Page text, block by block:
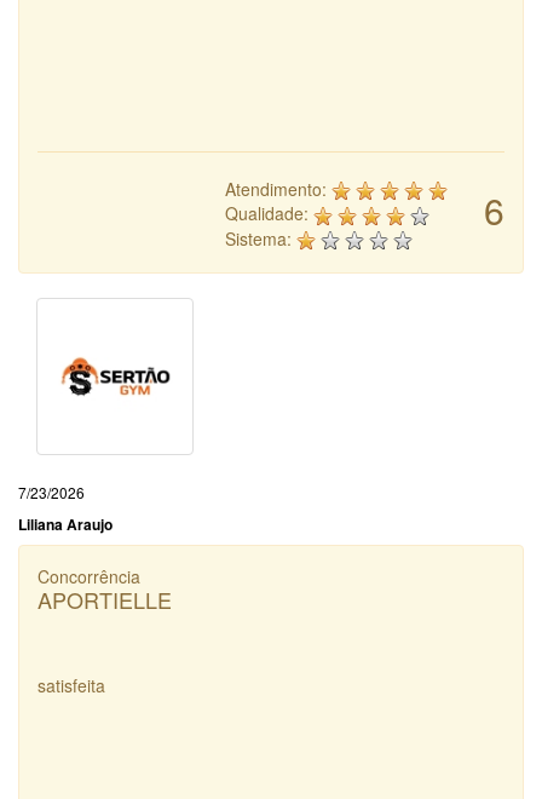
6
Atendimento:
Qualidade:
Sistema:
7/23/2026
Liliana Araujo
Concorrência
APORTIELLE
satisfeita